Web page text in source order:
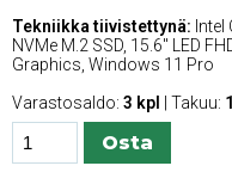
Tekniikka tiivistettynä:
NVMe M.2 SSD, 15.6'' LED
Graphics, Windows 11 Pro
Varastosaldo: 3 kpl | Takuu: